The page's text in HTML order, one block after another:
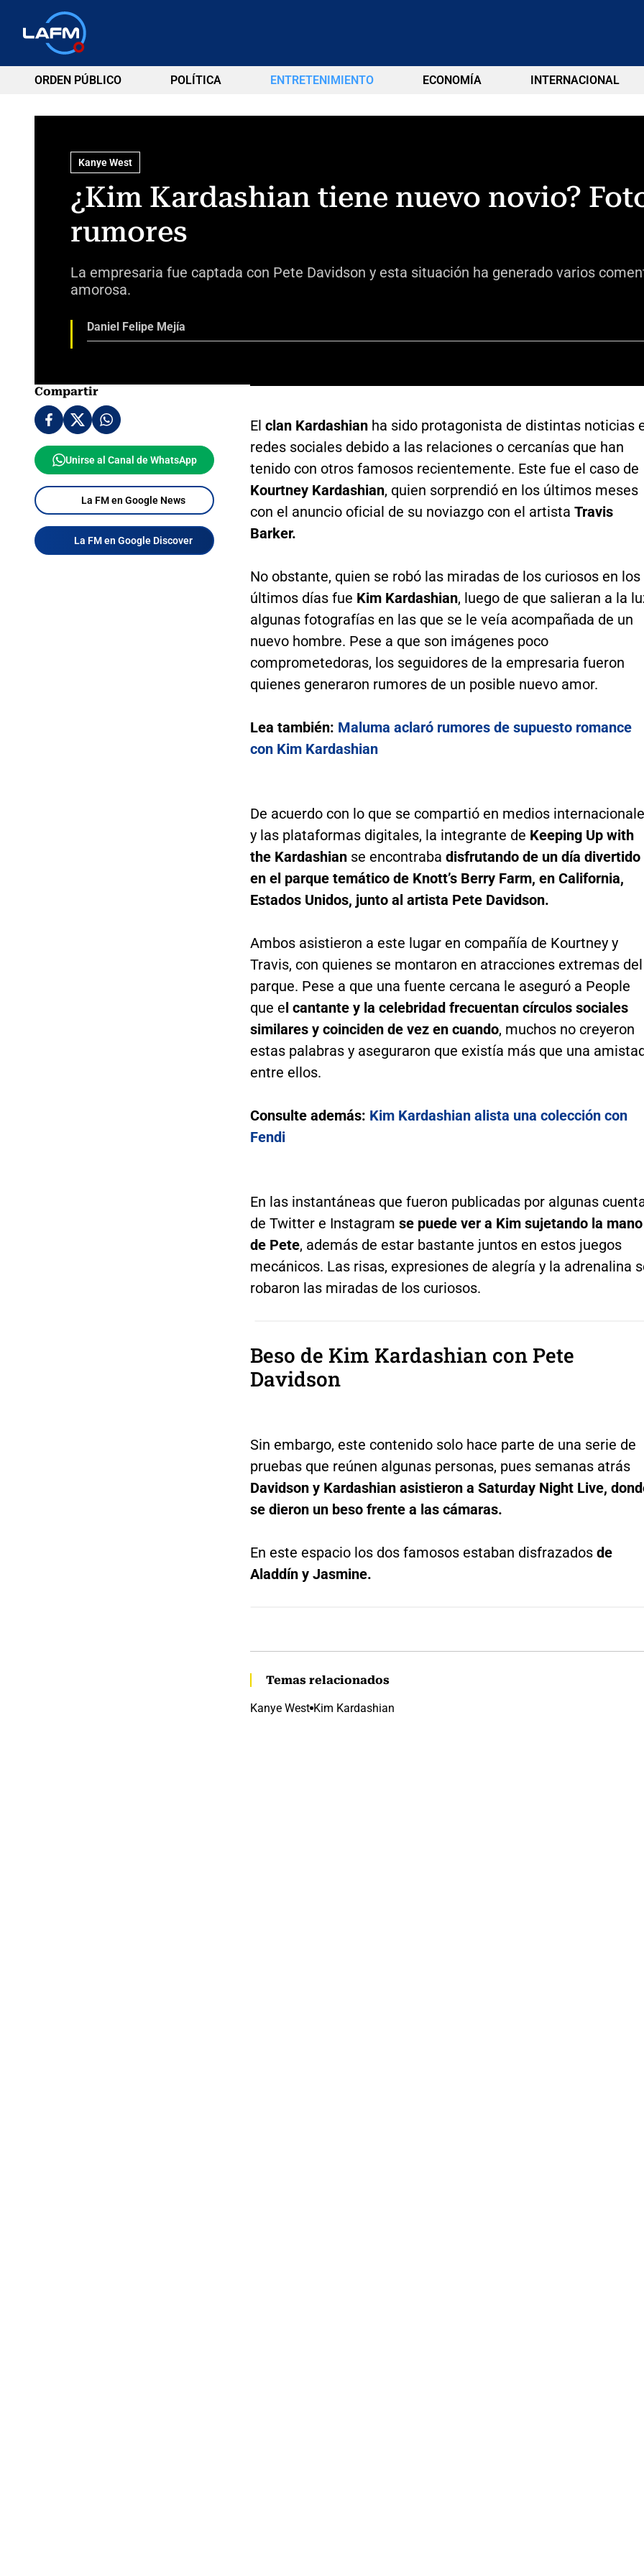
ORDEN PÚBLICO POLÍTICA ENTRETENIMIENTO ECONOMÍA INTERNACIONAL
Kanye West
¿Kim Kardashian tiene nuevo novio?
rumores
La empresaria fue captada con Pete Davidson y esta situación ha generado varios
amorosa.
Daniel Felipe Mejía
Compartir
Unirse al Canal de WhatsApp
La FM en Google News
La FM en Google Discover
El clan Kardashianha sido protagonista de distintas noticias
redes sociales debido a las relaciones o cercanías que han
tenido con otros famosos recientemente. Este fue el caso de
Kourtney Kardashian, quien sorprendió en los últimos meses
con el anuncio oficial de su noviazgo con el artista Travis
Barker.
No obstante, quien se robó las miradas de los curiosos en los
últimos días fue Kim Kardashian, luego de que salieran a la
algunas fotografías en las que se le veía acompañada de un
nuevo hombre. Pese a que son imágenes poco
comprometedoras, los seguidores de la empresaria fueron
quienes generaron rumores de un posible nuevo amor.
Lea también: Maluma aclaró rumores de supuesto romance
con Kim Kardashian
De acuerdo con lo que se compartió en medios
y las plataformas digitales, la integrante de Keeping Up with
the Kardashianse encontraba disfrutando de un día divertido
en el parque temático de Knott’s Berry Farm, en California,
Estados Unidos, junto al artista Pete Davidson.
Ambos asistieron a este lugar en compañía de Kourtney y
Travis, con quienes se montaron en atracciones extremas del
parque. Pese a que una fuente cercana le aseguró a People
que el cantante y la celebridad frecuentan círculos sociales
similares y coinciden de vez en cuando, muchos no creyeron
estas palabras y aseguraron que existía más que una
entre ellos.
Consulte además: Kim Kardashian alista una colección con
Fendi
En las instantáneas que fueron publicadas por algunas
de Twitter e Instagram se puede ver a Kim sujetando la mano
de Pete, además de estar bastante juntos en estos juegos
mecánicos. Las risas, expresiones de alegría y la adrenalina
robaron las miradas de los curiosos.
Beso de Kim Kardashian con Pete
Davidson
Sin embargo, este contenido solo hace parte de una serie de
pruebas que reúnen algunas personas, pues semanas atrás
Davidson y Kardashian asistieron a Saturday Night Live,
se dieron un beso frente a las cámaras.
En este espacio los dos famosos estaban disfrazados de
Aladdín y Jasmine.
Temas relacionados
Kanye West Kim Kardashian